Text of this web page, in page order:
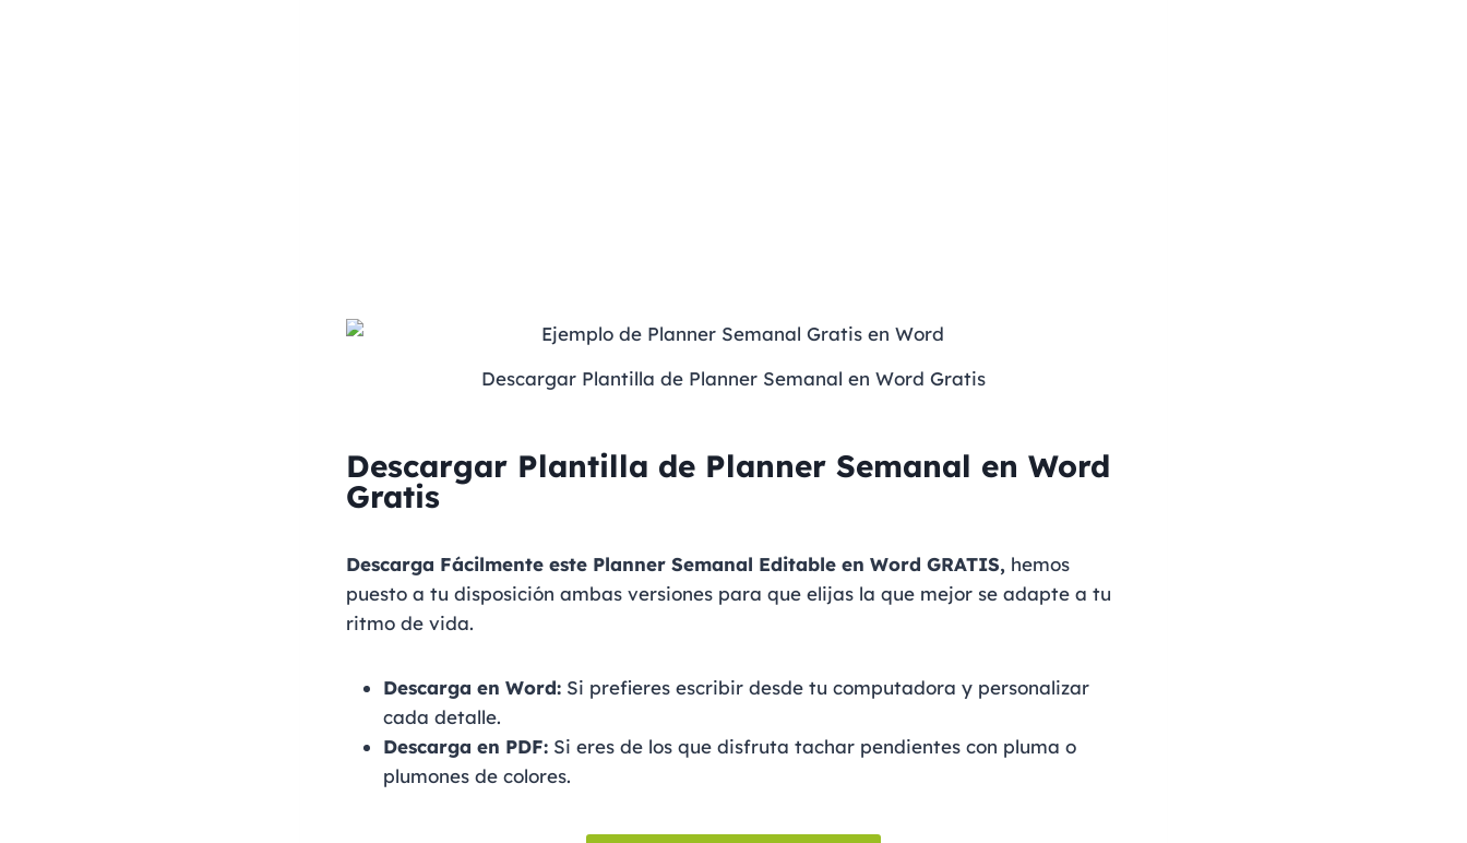
Descargar Plantilla de Planner Semanal en Word Gratis
Descargar Plantilla de Planner Semanal en Word
Gratis
Descarga Fácilmente este Planner Semanal Editable en Word GRATIS, hemos
puesto a tu disposición ambas versiones para que elijas la que mejor se adapte a tu
ritmo de vida.
Descarga en Word: Si prefieres escribir desde tu computadora y personalizar
cada detalle.
Descarga en PDF: Si eres de los que disfruta tachar pendientes con pluma o
plumones de colores.